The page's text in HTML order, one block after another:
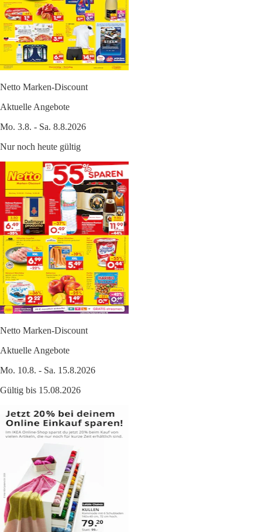
Netto Marken-Discount
Aktuelle Angebote
Mo. 3.8. - Sa. 8.8.2026
Nur noch heute gültig
Netto Marken-Discount
Aktuelle Angebote
Mo. 10.8. - Sa. 15.8.2026
Gültig bis 15.08.2026